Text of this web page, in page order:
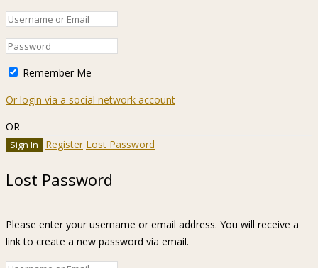
Remember Me
Or login via a social network account
OR
Register Lost Password
Lost Password
Please enter your username or email address. You will receive a
link to create a new password via email.